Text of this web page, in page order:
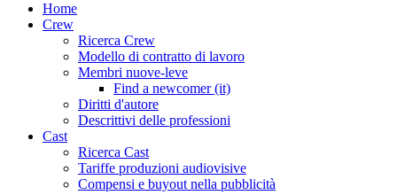
Home
Crew
Ricerca Crew
Modello di contratto di lavoro
Membri nuove-leve
Find a newcomer (it)
Diritti d'autore
Descrittivi delle professioni
Cast
Ricerca Cast
Tariffe produzioni audiovisive
Compensi e buyout nella pubblicità